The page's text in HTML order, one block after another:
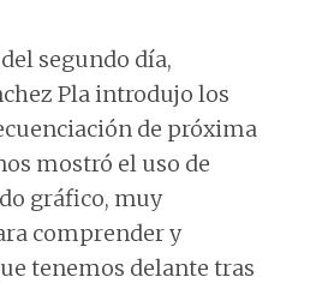
segundo día,
Pla introdujo los
de próxima
mostró el uso de
gráfico, muy
comprender y
tenemos delante tras